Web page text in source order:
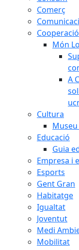
Comerç
Cooperació
Món
A
Cultura
Museu
Educació
Guia
Empresa i
Esports
Gent Gran
Habitatge
Igualtat
Joventut
Medi
Mobilitat